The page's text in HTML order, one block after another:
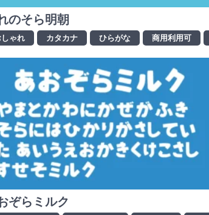
がな ロゴ制作 和風 商用利用可 明朝
のそら明朝
しゃれ カタカナ ひらがな 商用利用可
ぞらミルク